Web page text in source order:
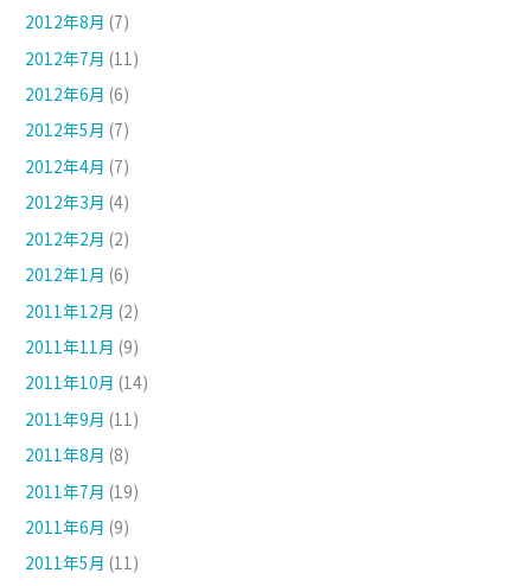
2012年8月 (7)
2012年7月 (11)
2012年6月 (6)
2012年5月 (7)
2012年4月 (7)
2012年3月 (4)
2012年2月 (2)
2012年1月 (6)
2011年12月 (2)
2011年11月 (9)
2011年10月 (14)
2011年9月 (11)
2011年8月 (8)
2011年7月 (19)
2011年6月 (9)
2011年5月 (11)